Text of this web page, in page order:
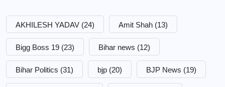
AKHILESH YADAV (24) Amit Shah (13)
Bigg Boss 19 (23) Bihar news (12)
Bihar Politics (31) bjp (20) BJP News (19)